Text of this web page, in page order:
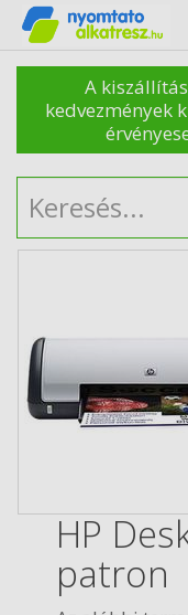
A
kedvezmények
HP
patron